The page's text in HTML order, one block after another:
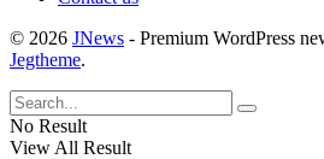
© 2026 JNews - Premium WordPress
Jegtheme.
No Result
View All Result